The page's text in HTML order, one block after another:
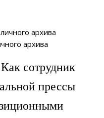
архива
сотрудник
прессы